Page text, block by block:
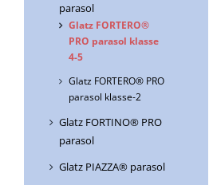
parasol
Glatz FORTERO®
PRO parasol klasse
4-5
Glatz FORTERO® PRO
parasol klasse-2
Glatz FORTINO® PRO
parasol
Glatz PIAZZA® parasol